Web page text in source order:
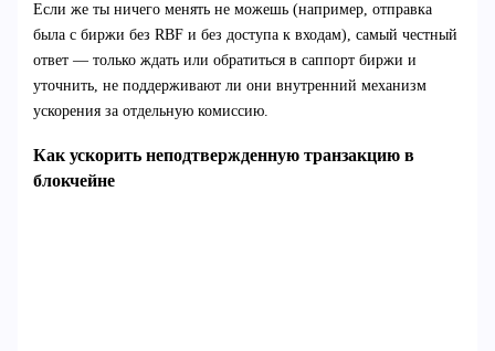
Если же ты ничего менять не можешь (например, отправка
была с биржи без RBF и без доступа к входам), самый честный
ответ — только ждать или обратиться в саппорт биржи и
уточнить, не поддерживают ли они внутренний механизм
ускорения за отдельную комиссию.
Как ускорить неподтвержденную транзакцию в
блокчейне